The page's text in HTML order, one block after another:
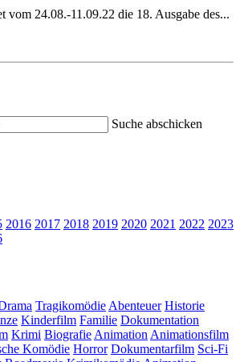
vom 24.08.-11.09.22 die 18. Ausgabe des...
Suche abschicken
2016 2017 2018 2019 2020 2021 2022 2023
Tragikomödie Abenteuer Historie
Kinderfilm Familie Dokumentation
Krimi Biografie Animation Animationsfilm
Komödie Horror Dokumentarfilm Sci-Fi